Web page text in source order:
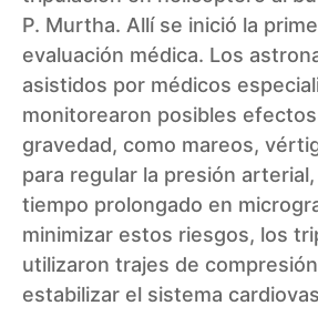
P. Murtha. Allí se inició la
evaluación médica. Los
asistidos por médicos
monitorearon posibles
gravedad, como mareos,
para regular la presión
tiempo prolongado en
minimizar estos riesgos, los
utilizaron trajes de
estabilizar el sistema